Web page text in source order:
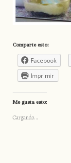
Comparte esto:
Facebook
Imprimir
Me gusta esto:
Cargando...